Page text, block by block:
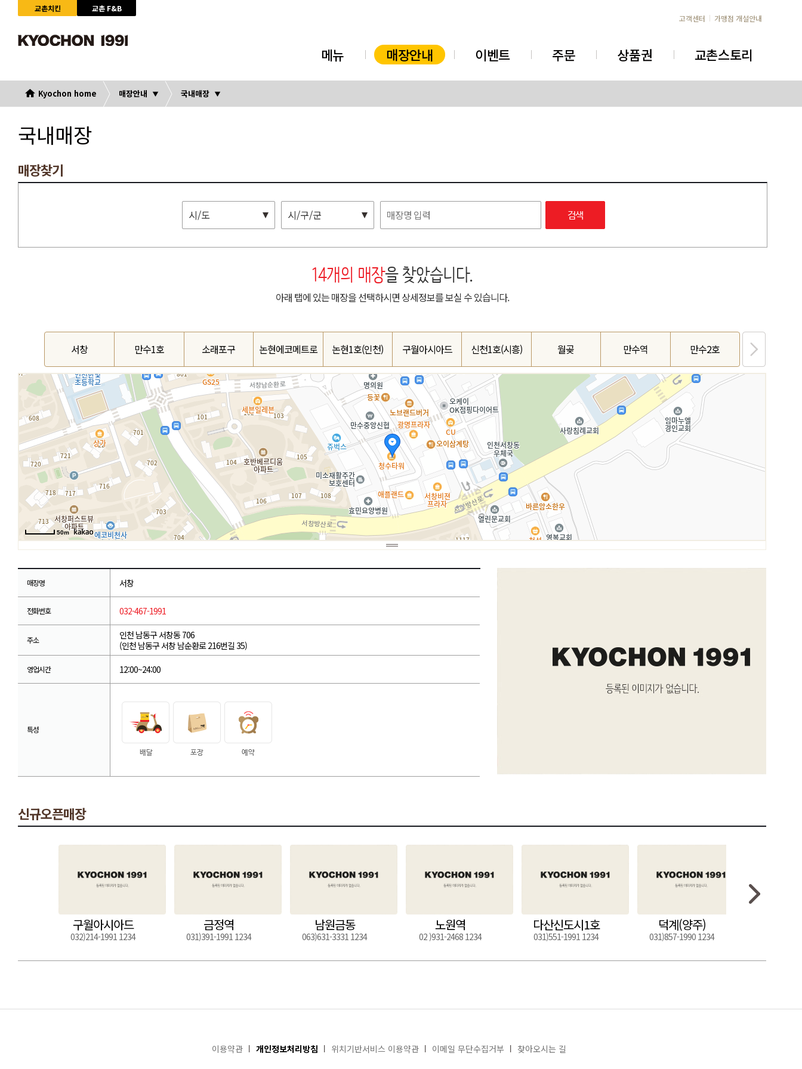
교촌치킨
교촌 F&B
고객센터
가맹점 개설안내
메뉴 매장안내 이벤트 주문 상품권 교촌스토리
Kyochon home 매장안내 국내매장
국내매장
매장찾기
시/도 시/구/군 검색
14개의 매장을 찾았습니다.
아래 탭에 있는 매장을 선택하시면 상세정보를 보실 수 있습니다.
서창 만수1호 소래포구 논현에코메트로 논현1호(인천) 구월아시아드 신천1호(시흥) 월곶 만수역 만수2호 선학연수3호
50m
매장명 서창
전화번호 032-467-1991
주소
인천 남동구 서창동 706
(인천 남동구 서창 남순환로 216번길 35)
영업시간 12:00~24:00
특성
신규오픈매장
구월아시아드
032)214-1991 1234
금정역
031)391-1991 1234
남원금동
063)631-3331 1234
노원역
02 )931-2468 1234
다산신도시1호
031)551-1991 1234
덕계(양주)
031)857-1990 1234
이용약관 개인정보처리방침 위치기반서비스 이용약관 이메일 무단수집거부 찾아오시는 길